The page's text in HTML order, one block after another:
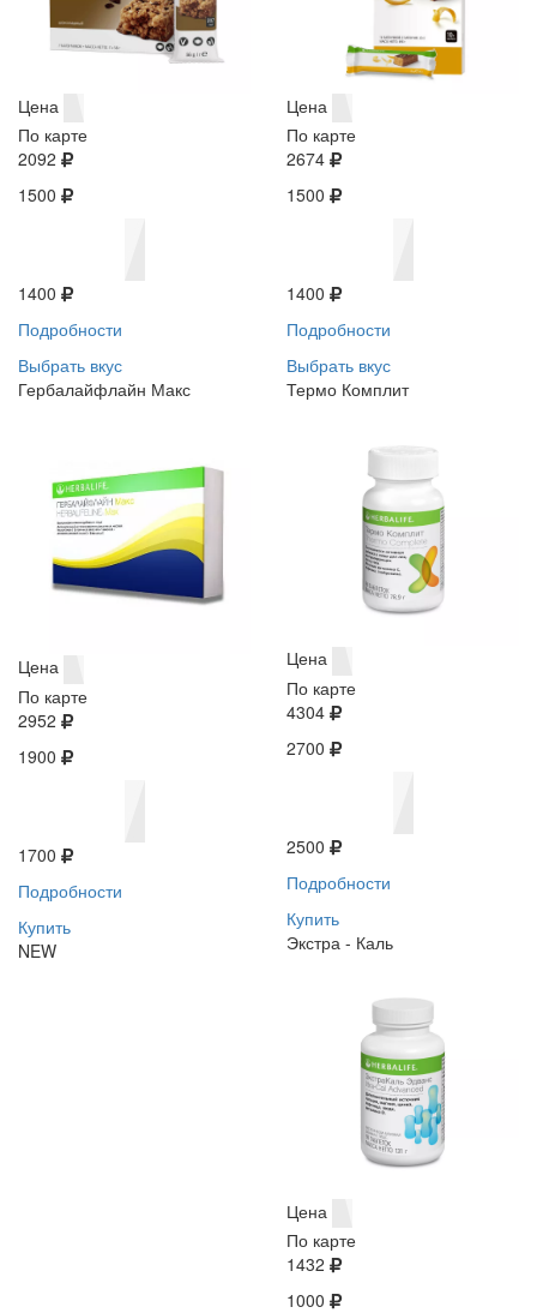
Цена
По карте
2092
1500
1400
Подробности
Выбрать вкус
Цена
По карте
2674
1500
1400
Подробности
Выбрать вкус
Гербалайфлайн Макс
Цена
По карте
2952
1900
1700
Подробности
Купить
NEW
Термо Комплит
Цена
По карте
4304
2700
2500
Подробности
Купить
Экстра - Каль
Цена
По карте
1432
1000